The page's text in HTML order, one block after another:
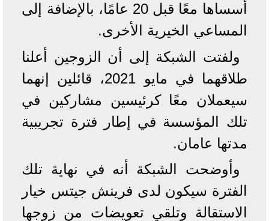
أسساها معًا قبل 20 عامًا، بالإضافة إلى
المساعي الخيرية الأخرى.
ولفتت الشبكة إلى أن الزوجين أعلنا
طلاقهما في مايو 2021، قائلين إنهما
سيعملان معًا كرئيسين مشاركين في
تلك المؤسسة في إطار فترة تجريبية
مدتها عامان.
وأوضحت الشبكة أنه في نهاية تلك
الفترة سيكون لدى فرينش جيتس خيار
الاستقالة وتلقي تعويضات من زوجها